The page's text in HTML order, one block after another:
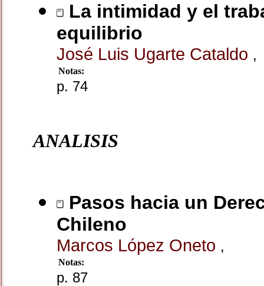
La intimidad y el
equilibrio
José Luis Ugarte Cataldo ,
Notas:
p. 74
ANALISIS
Pasos hacia un
Chileno
Marcos López Oneto ,
Notas:
p. 87